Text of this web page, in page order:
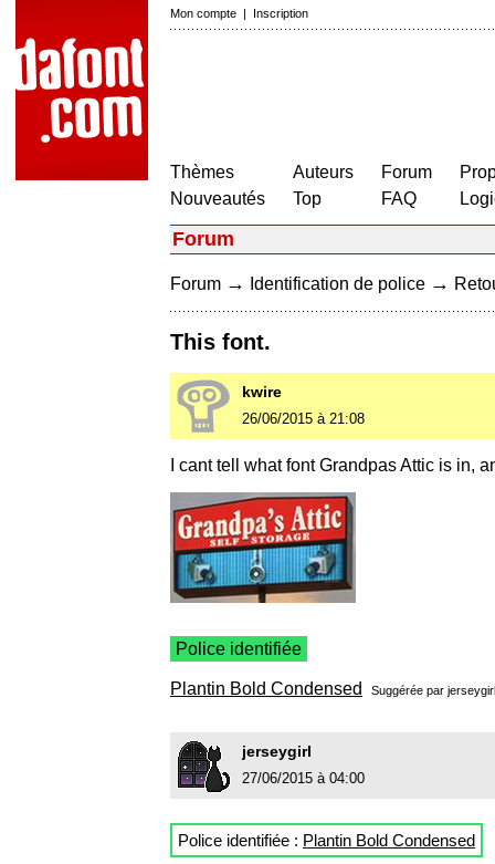
Mon compte | Inscription
Thèmes
Nouveautés
Auteurs
Top
Forum
FAQ
Forum
Forum → Identification de police →
This font.
kwire
26/06/2015 à 21:08
I cant tell what font Grandpas Attic is in,
Police identifiée
Plantin Bold Condensed Suggérée par jerseygirl
jerseygirl
27/06/2015 à 04:00
Police identifiée : Plantin Bold Condensed